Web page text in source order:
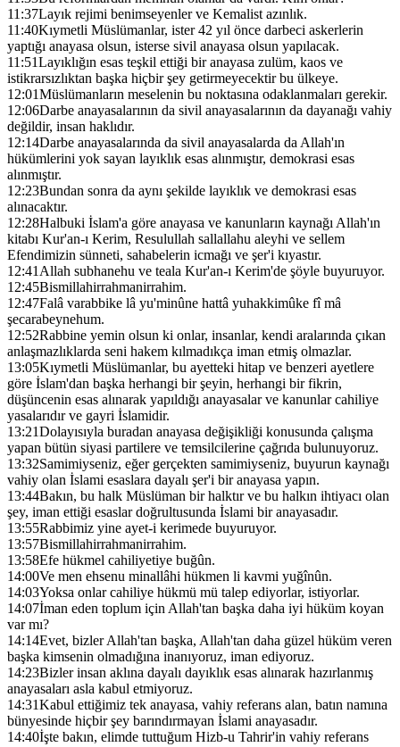
11:37Layık rejimi benimseyenler ve Kemalist azınlık.
11:40Kıymetli Müslümanlar, ister 42 yıl önce darbeci askerlerin
yaptığı anayasa olsun, isterse sivil anayasa olsun yapılacak.
11:51Layıklığın esas teşkil ettiği bir anayasa zulüm, kaos ve
istikrarsızlıktan başka hiçbir şey getirmeyecektir bu ülkeye.
12:01Müslümanların meselenin bu noktasına odaklanmaları gerekir.
12:06Darbe anayasalarının da sivil anayasalarının da dayanağı vahiy
değildir, insan haklıdır.
12:14Darbe anayasalarında da sivil anayasalarda da Allah'ın
hükümlerini yok sayan layıklık esas alınmıştır, demokrasi esas
alınmıştır.
12:23Bundan sonra da aynı şekilde layıklık ve demokrasi esas
alınacaktır.
12:28Halbuki İslam'a göre anayasa ve kanunların kaynağı Allah'ın
kitabı Kur'an-ı Kerim, Resulullah sallallahu aleyhi ve sellem
Efendimizin sünneti, sahabelerin icmağı ve şer'i kıyastır.
12:41Allah subhanehu ve teala Kur'an-ı Kerim'de şöyle buyuruyor.
12:45Bismillahirrahmanirrahim.
12:47Falâ varabbike lâ yu'minûne hattâ yuhakkimûke fî mâ
şecarabeynehum.
12:52Rabbine yemin olsun ki onlar, insanlar, kendi aralarında çıkan
anlaşmazlıklarda seni hakem kılmadıkça iman etmiş olmazlar.
13:05Kıymetli Müslümanlar, bu ayetteki hitap ve benzeri ayetlere
göre İslam'dan başka herhangi bir şeyin, herhangi bir fikrin,
düşüncenin esas alınarak yapıldığı anayasalar ve kanunlar cahiliye
yasalarıdır ve gayri İslamidir.
13:21Dolayısıyla buradan anayasa değişikliği konusunda çalışma
yapan bütün siyasi partilere ve temsilcilerine çağrıda bulunuyoruz.
13:32Samimiyseniz, eğer gerçekten samimiyseniz, buyurun kaynağı
vahiy olan İslami esaslara dayalı şer'i bir anayasa yapın.
13:44Bakın, bu halk Müslüman bir halktır ve bu halkın ihtiyacı olan
şey, iman ettiği esaslar doğrultusunda İslami bir anayasadır.
13:55Rabbimiz yine ayet-i kerimede buyuruyor.
13:57Bismillahirrahmanirrahim.
13:58Efe hükmel cahiliyetiye buğûn.
14:00Ve men ehsenu minallâhi hükmen li kavmi yuğînûn.
14:03Yoksa onlar cahiliye hükmü mü talep ediyorlar, istiyorlar.
14:07İman eden toplum için Allah'tan başka daha iyi hüküm koyan
var mı?
14:14Evet, bizler Allah'tan başka, Allah'tan daha güzel hüküm veren
başka kimsenin olmadığına inanıyoruz, iman ediyoruz.
14:23Bizler insan aklına dayalı dayıklık esas alınarak hazırlanmış
anayasaları asla kabul etmiyoruz.
14:31Kabul ettiğimiz tek anayasa, vahiy referans alan, batın namına
bünyesinde hiçbir şey barındırmayan İslami anayasadır.
14:40İşte bakın, elimde tuttuğum Hizb-u Tahrir'in vahiy referans